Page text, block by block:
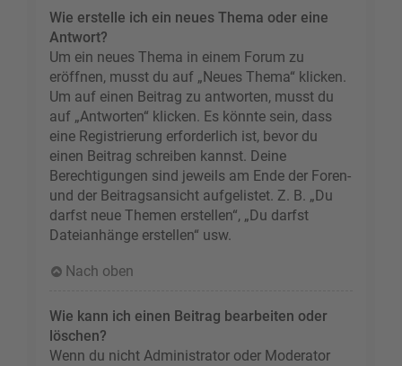
Wie erstelle ich ein neues Thema oder eine
Antwort?
Um ein neues Thema in einem Forum zu
eröffnen, musst du auf „Neues Thema“ klicken.
Um auf einen Beitrag zu antworten, musst du
auf „Antworten“ klicken. Es könnte sein, dass
eine Registrierung erforderlich ist, bevor du
einen Beitrag schreiben kannst. Deine
Berechtigungen sind jeweils am Ende der Foren-
und der Beitragsansicht aufgelistet. Z. B. „Du
darfst neue Themen erstellen“, „Du darfst
Dateianhänge erstellen“ usw.
Nach oben
Wie kann ich einen Beitrag bearbeiten oder
löschen?
Wenn du nicht Administrator oder Moderator